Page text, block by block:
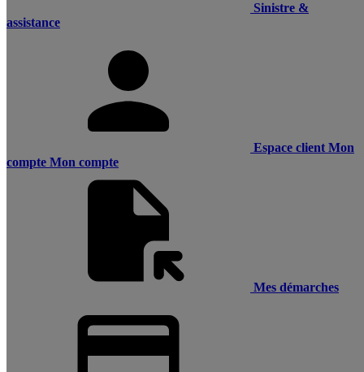
Sinistre &
assistance
Espace client Mon
compte Mon compte
Mes démarches